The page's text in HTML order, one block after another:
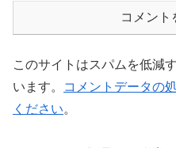
コメント
このサイトはスパムを低減
います。
コメントデータの
ください。